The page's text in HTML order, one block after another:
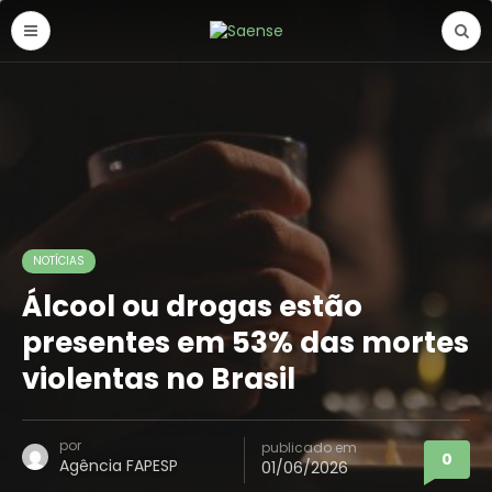
NOTÍCIAS
Álcool ou drogas estão
presentes em 53% das mortes
violentas no Brasil
por
Agência FAPESP
publicado em
01/06/2026 0